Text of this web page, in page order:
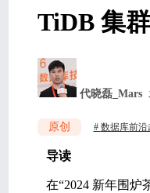
TiDB 集
代晓磊_Mars
原创 数据库前沿
导读
在“2024 新年围